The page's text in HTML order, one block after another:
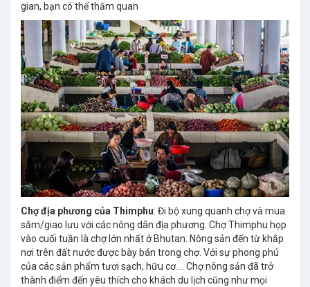
gian, bạn có thể thăm quan
Chợ địa phương của Thimphu: Đi bộ xung quanh chợ và mua
sắm/giao lưu với các nông dân địa phương. Chợ Thimphu họp
vào cuối tuần là chợ lớn nhất ở Bhutan. Nông sản đến từ khắp
nơi trên đất nước được bày bán trong chợ. Với sự phong phú
của các sản phẩm tươi sạch, hữu cơ…. Chợ nông sản đã trở
thành điểm đến yêu thích cho khách du lịch cũng như mọi